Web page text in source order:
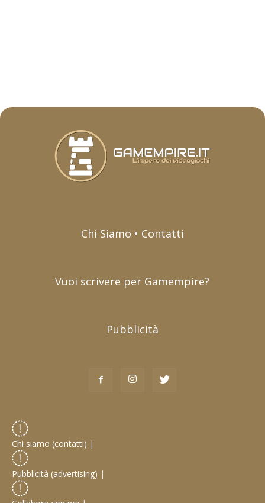
Chi Siamo • Contatti
Vuoi scrivere per Gamempire?
Pubblicità
Chi siamo (contatti) |
Pubblicità (advertising) |